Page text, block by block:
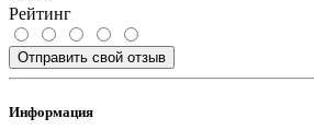
Рейтинг
Отправить свой отзыв
Информация